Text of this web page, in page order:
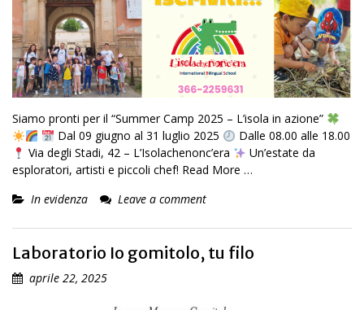
Siamo pronti per il “Summer Camp 2025 – L’isola in azione”
Dal 09 giugno al 31 luglio 2025
Dalle 08.00 alle 18.00
Via degli Stadi, 42 – L’Isolachenonc’era
Un’estate da
esploratori, artisti e piccoli chef! Read More …
In evidenza
Leave a comment
Laboratorio Io gomitolo, tu filo
aprile 22, 2025